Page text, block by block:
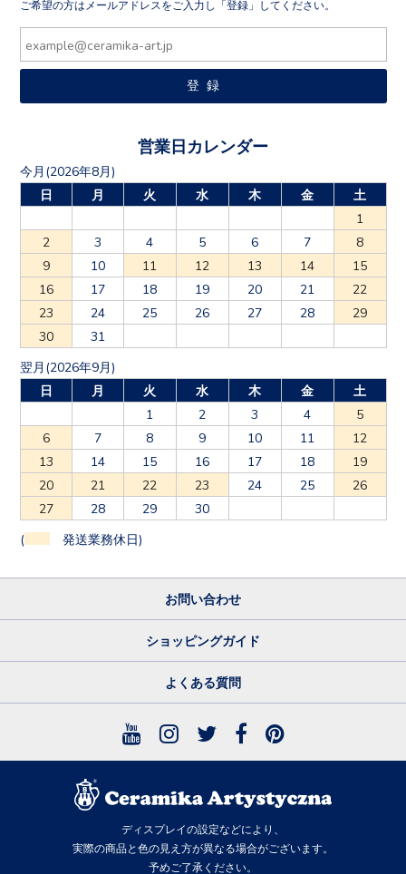
ご希望の方はメールアドレスをご入力し「登録」してください。
営業日カレンダー
今月(2026年8月)
日
月 火 水 木 金
土
1
2
3 4 5 6 7
8
9
10 11 12 13 14
15
16
17 18 19 20 21
22
23
24 25 26 27 28
29
30
31
翌月(2026年9月)
日
月 火 水 木 金
土
1
2 3 4
5
6
7 8 9 10 11
12
13
14 15 16 17 18
19
20
21 22 23 24 25
26
27
28 29 30
( 発送業務休日)
お問い合わせ
ショッピングガイド
よくある質問
ディスプレイの設定などにより、
実際の商品と色の見え方が異なる場合がございます。
予めご了承ください。